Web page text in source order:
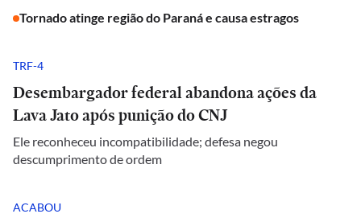
Tornado atinge região do Paraná e causa estragos
TRF-4
Desembargador federal abandona ações da
Lava Jato após punição do CNJ
Ele reconheceu incompatibilidade; defesa negou
descumprimento de ordem
ACABOU